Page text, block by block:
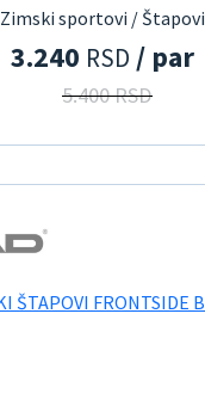
Zimski sportovi / Štapovi
3.240 RSD / par
5.400 RSD